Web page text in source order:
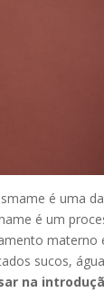
é uma
é um
materno
sucos,
na